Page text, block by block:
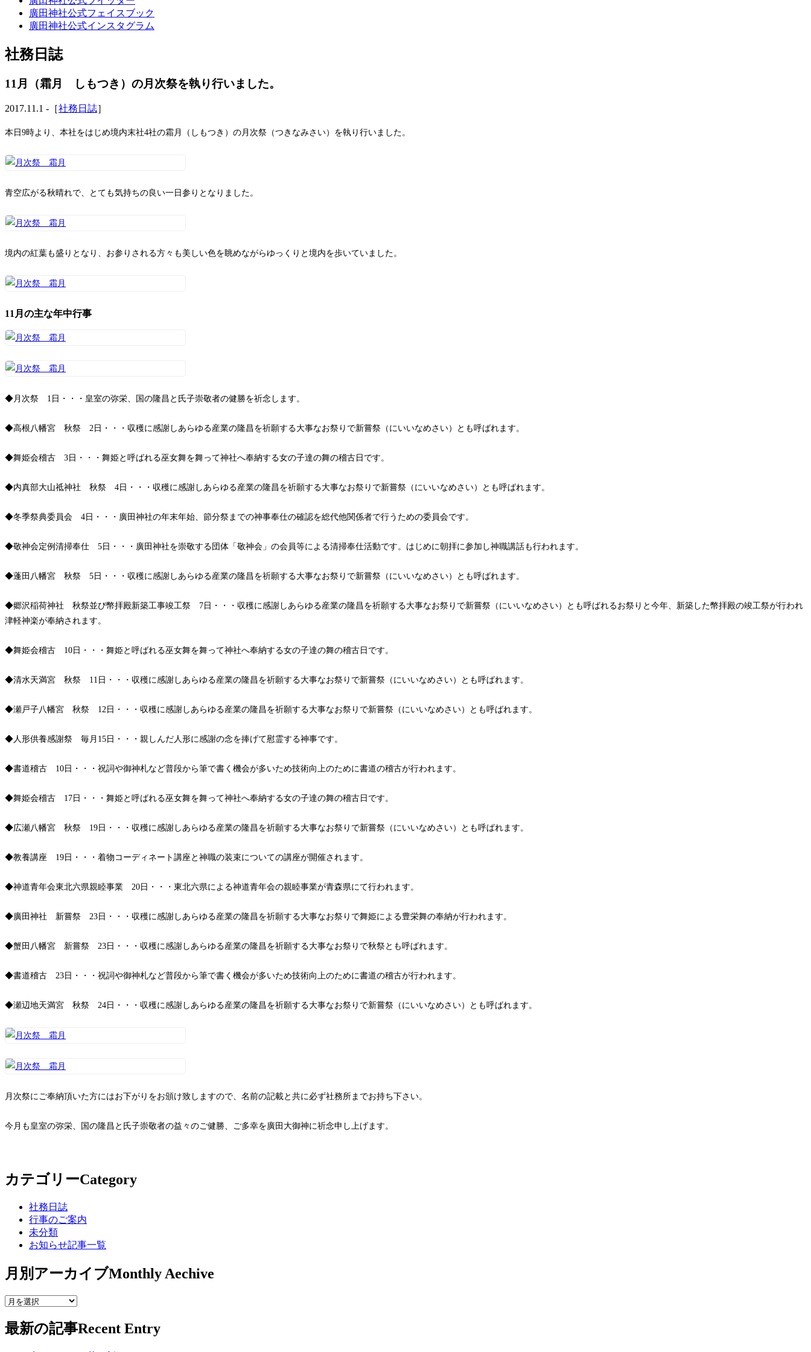
廣田神社公式フェイスブック
廣田神社公式インスタグラム
社務日誌
11月（霜月 しもつき）の月次祭を執り行いました。
2017.11.1 -［社務日誌］
本日9時より、本社をはじめ境内末社4社の霜月（しもつき）の月次祭（つきなみさい）を執り行いました。
青空広がる秋晴れで、とても気持ちの良い一日参りとなりました。
境内の紅葉も盛りとなり、お参りされる方々も美しい色を眺めながらゆっくりと境内を歩いていました。
11月の主な年中行事
◆月次祭 1日・・・皇室の弥栄、国の隆昌と氏子崇敬者の健勝を祈念します。
◆高根八幡宮 秋祭 2日・・・収穫に感謝しあらゆる産業の隆昌を祈願する大事なお祭りで新嘗祭（にいいなめさい）とも呼ばれます。
◆舞姫会稽古 3日・・・舞姫と呼ばれる巫女舞を舞って神社へ奉納する女の子達の舞の稽古日です。
◆内真部大山祗神社 秋祭 4日・・・収穫に感謝しあらゆる産業の隆昌を祈願する大事なお祭りで新嘗祭（にいいなめさい）とも呼ばれます。
◆冬季祭典委員会 4日・・・廣田神社の年末年始、節分祭までの神事奉仕の確認を総代他関係者で行うための委員会です。
◆敬神会定例清掃奉仕 5日・・・廣田神社を崇敬する団体「敬神会」の会員等による清掃奉仕活動です。はじめに朝拝に参加し神職講話も行われます。
◆蓬田八幡宮 秋祭 5日・・・収穫に感謝しあらゆる産業の隆昌を祈願する大事なお祭りで新嘗祭（にいいなめさい）とも呼ばれます。
◆郷沢稲荷神社 秋祭並び幣拝殿新築工事竣工祭 7日・・・収穫に感謝しあらゆる産業の隆昌を祈願する大事なお祭りで新嘗祭（にいいなめさい）とも呼ばれるお祭りと今年、新築した幣拝殿の竣工祭が行われ
津軽神楽が奉納されます。
◆舞姫会稽古 10日・・・舞姫と呼ばれる巫女舞を舞って神社へ奉納する女の子達の舞の稽古日です。
◆清水天満宮 秋祭 11日・・・収穫に感謝しあらゆる産業の隆昌を祈願する大事なお祭りで新嘗祭（にいいなめさい）とも呼ばれます。
◆瀬戸子八幡宮 秋祭 12日・・・収穫に感謝しあらゆる産業の隆昌を祈願する大事なお祭りで新嘗祭（にいいなめさい）とも呼ばれます。
◆人形供養感謝祭 毎月15日・・・親しんだ人形に感謝の念を捧げて慰霊する神事です。
◆書道稽古 10日・・・祝詞や御神札など普段から筆で書く機会が多いため技術向上のために書道の稽古が行われます。
◆舞姫会稽古 17日・・・舞姫と呼ばれる巫女舞を舞って神社へ奉納する女の子達の舞の稽古日です。
◆広瀬八幡宮 秋祭 19日・・・収穫に感謝しあらゆる産業の隆昌を祈願する大事なお祭りで新嘗祭（にいいなめさい）とも呼ばれます。
◆教養講座 19日・・・着物コーディネート講座と神職の装束についての講座が開催されます。
◆神道青年会東北六県親睦事業 20日・・・東北六県による神道青年会の親睦事業が青森県にて行われます。
◆廣田神社 新嘗祭 23日・・・収穫に感謝しあらゆる産業の隆昌を祈願する大事なお祭りで舞姫による豊栄舞の奉納が行われます。
◆蟹田八幡宮 新嘗祭 23日・・・収穫に感謝しあらゆる産業の隆昌を祈願する大事なお祭りで秋祭とも呼ばれます。
◆書道稽古 23日・・・祝詞や御神札など普段から筆で書く機会が多いため技術向上のために書道の稽古が行われます。
◆瀬辺地天満宮 秋祭 24日・・・収穫に感謝しあらゆる産業の隆昌を祈願する大事なお祭りで新嘗祭（にいいなめさい）とも呼ばれます。
月次祭にご奉納頂いた方にはお下がりをお頒け致しますので、名前の記載と共に必ず社務所までお持ち下さい。
今月も皇室の弥栄、国の隆昌と氏子崇敬者の益々のご健勝、ご多幸を廣田大御神に祈念申し上げます。
カテゴリーCategory
社務日誌
行事のご案内
未分類
お知らせ記事一覧
月別アーカイブMonthly Aechive
最新の記事Recent Entry